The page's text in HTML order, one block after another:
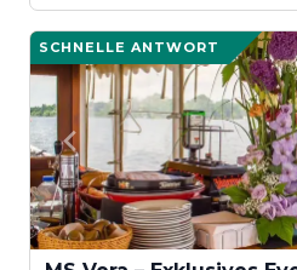
SCHNELLE ANTWORT